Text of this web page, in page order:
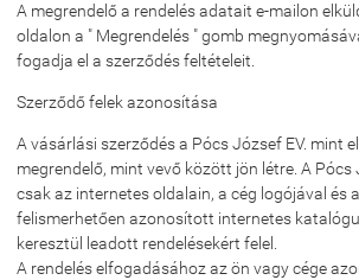
A megrendelő a rendelés adatait e-mailon
oldalon a " Megrendelés " gomb
fogadja el a szerződés feltételeit.
Szerződő felek azonosítása
A vásárlási szerződés a Pócs József EV. mint
megrendelő, mint vevő között jön létre. A Pócs
csak az internetes oldalain, a cég logójával és
felismerhetően azonosított internetes
keresztül leadott rendelésekért felel.
A rendelés elfogadásához az ön vagy cége